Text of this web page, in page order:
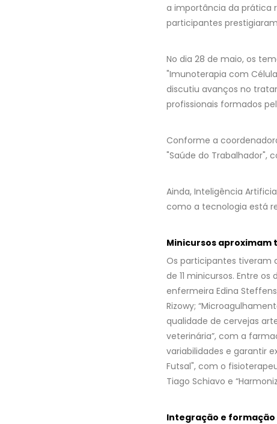
a importância da prática
participantes
No dia 28 de maio, os
"Imunoterapia com
discutiu avanços no
profissionais formados
Conforme a
"Saúde do Trabalhador",
Ainda, Inteligência
como a tecnologia está
Minicursos aproximam
Os participantes tiveram
de 11 minicursos. Entre
enfermeira Edina
Rizowy;
qualidade de cervejas
veterinária”, com a
variabilidades e garantir
Futsal", com o
Tiago Schiavo e
Integração e